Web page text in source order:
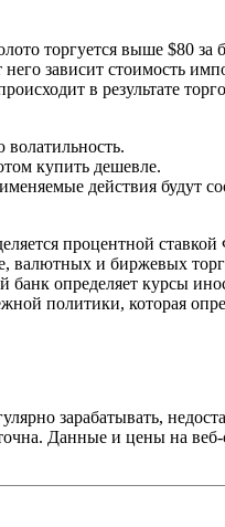
торгуется выше $80 за
зависит стоимость
в результате
купить дешевле.
действия будут
процентной
валютных и биржевых
определяет курсы
политики, которая
зарабатывать,
Данные и цены на